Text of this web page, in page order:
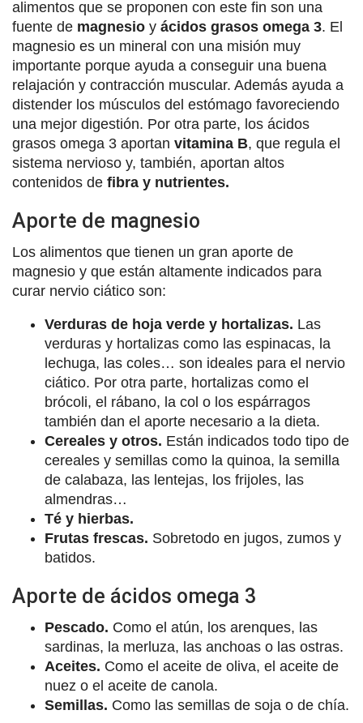
alimentos que se proponen con este fin son una
fuente de magnesio y ácidos grasos omega 3. El
magnesio es un mineral con una misión muy
importante porque ayuda a conseguir una buena
relajación y contracción muscular. Además ayuda a
distender los músculos del estómago favoreciendo
una mejor digestión. Por otra parte, los ácidos
grasos omega 3 aportan vitamina B, que regula el
sistema nervioso y, también, aportan altos
contenidos de fibra y nutrientes.
Aporte de magnesio
Los alimentos que tienen un gran aporte de
magnesio y que están altamente indicados para
curar nervio ciático son:
Verduras de hoja verde y hortalizas. Las
verduras y hortalizas como las espinacas, la
lechuga, las coles… son ideales para el nervio
ciático. Por otra parte, hortalizas como el
brócoli, el rábano, la col o los espárragos
también dan el aporte necesario a la dieta.
Cereales y otros. Están indicados todo tipo de
cereales y semillas como la quinoa, la semilla
de calabaza, las lentejas, los frijoles, las
almendras…
Té y hierbas.
Frutas frescas. Sobretodo en jugos, zumos y
batidos.
Aporte de ácidos omega 3
Pescado. Como el atún, los arenques, las
sardinas, la merluza, las anchoas o las ostras.
Aceites. Como el aceite de oliva, el aceite de
nuez o el aceite de canola.
Semillas. Como las semillas de soja o de chía.